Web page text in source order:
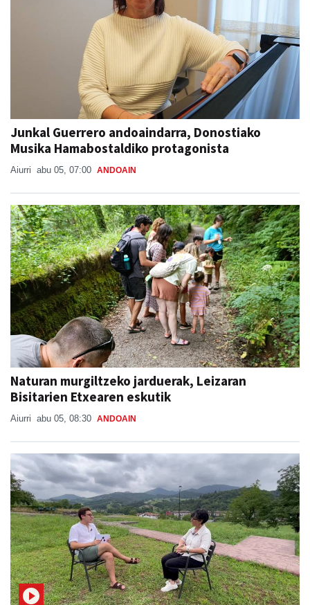
Junkal Guerrero andoaindarra, Donostiako
Musika Hamabostaldiko protagonista
Aiurri abu 05, 07:00 ANDOAIN
Naturan murgiltzeko jarduerak, Leizaran
Bisitarien Etxearen eskutik
Aiurri abu 05, 08:30 ANDOAIN